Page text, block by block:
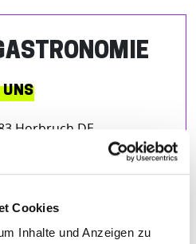
Cookies
Inhalte und Anzeigen zu
UNS
Horbruch DE